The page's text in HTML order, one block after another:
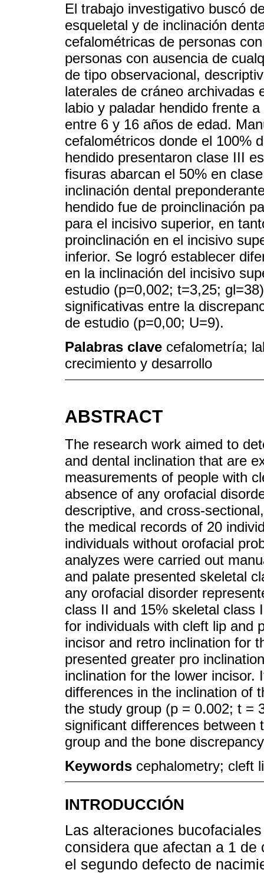
El trabajo investigativo buscó
esqueletal y de inclinación
cefalométricas de personas
personas con ausencia de
de tipo observacional,
laterales de cráneo archivadas
labio y paladar hendido frente
entre 6 y 16 años de edad.
cefalométricos donde el 100%
hendido presentaron clase III
fisuras abarcan el 50% en
inclinación dental
hendido fue de proinclinación
para el incisivo superior, en
proinclinación en el incisivo
inferior. Se logró establecer
en la inclinación del incisivo
estudio (p=0,002; t=3,25;
significativas entre la
de estudio (p=0,00; U=9).
Palabras clave cefalometría;
crecimiento y desarrollo
ABSTRACT
The research work aimed to
and dental inclination that are
measurements of people with
absence of any orofacial
descriptive, and cross-
the medical records of 20
individuals without orofacial
analyzes were carried out
and palate presented skeletal
any orofacial disorder
class II and 15% skeletal class
for individuals with cleft lip and
incisor and retro inclination for
presented greater pro
inclination for the lower incisor.
differences in the inclination of
the study group (p = 0.002; t =
significant differences between
group and the bone
Keywords cephalometry; cleft
INTRODUCCIÓN
Las alteraciones
considera que afectan a 1
el segundo defecto de